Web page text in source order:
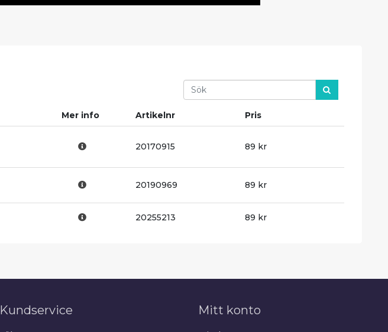
Search
Mer info Artikelnr Pris
20170915 89 kr
20190969 89 kr
20255213 89 kr
Kundservice Mitt konto